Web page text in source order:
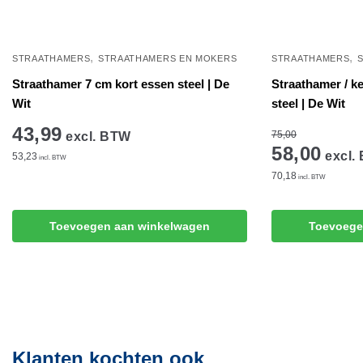
STRAATHAMERS, STRAATHAMERS EN MOKERS
Straathamer 7 cm kort essen steel | De
Wit
43,99 excl. BTW
53,23 incl. BTW
Toevoegen aan winkelwagen
STRAATHAMERS,
Straathamer /
steel | De Wit
75,00
58,00 excl.
70,18 incl. BTW
Klanten kochten ook